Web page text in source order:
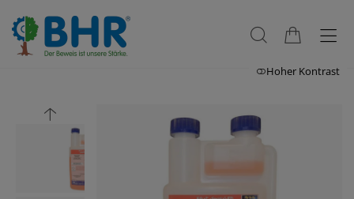
Hoher Kontrast